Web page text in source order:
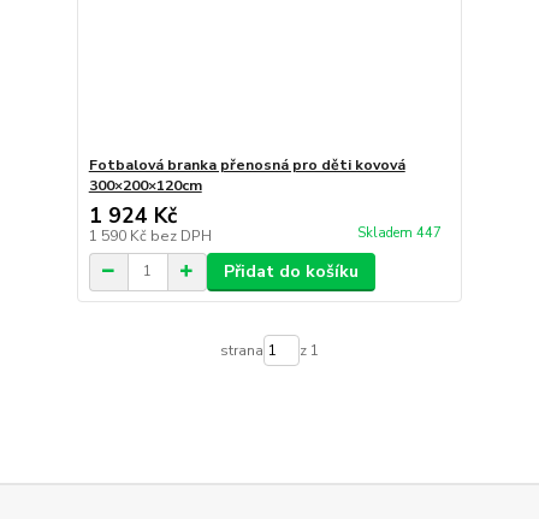
Fotbalová branka přenosná pro děti kovová
300×200×120cm
1 924 Kč
1 590 Kč bez DPH Skladem 447
Přidat do košíku
strana z 1